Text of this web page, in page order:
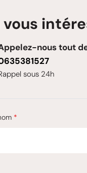
nous tout
sous 24h
*